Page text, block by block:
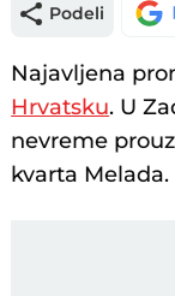
Podeli
Najavljena
Hrvatsku. U
nevreme
kvarta Melada.